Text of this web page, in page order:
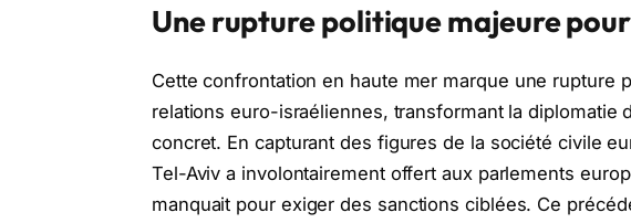
Une rupture politique majeure
Cette confrontation en haute mer marque une rupture
relations euro-israéliennes, transformant la diplomatie
concret. En capturant des figures de la société civile
Tel-Aviv a involontairement offert aux parlements
manquait pour exiger des sanctions ciblées. Ce